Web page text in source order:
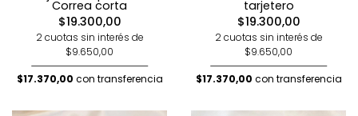
Correa corta
$19.300,00
2 cuotas sin interés de
$9.650,00
$17.370,00 con transferencia
tarjetero
$19.300,00
2 cuotas sin interés de
$9.650,00
$17.370,00 con transferencia